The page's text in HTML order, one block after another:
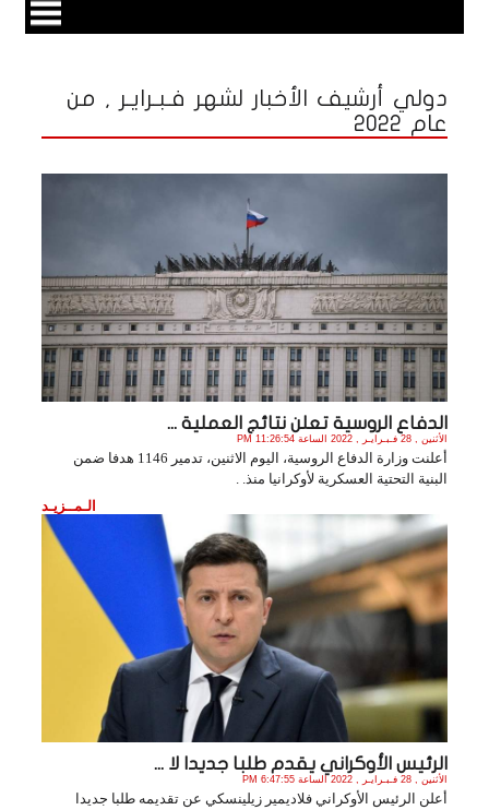
دولي أرشيف الأخبار لشهر فـبـرايـر , من
عام 2022
الدفاع الروسية تعلن نتائج العملية ...
الأثنين , 28 فـبـرايـر , 2022 الساعة 11:26:54 PM
أعلنت وزارة الدفاع الروسية، اليوم الاثنين، تدمير 1146 هدفا ضمن
البنية التحتية العسكرية لأوكرانيا منذ. .
الـمــزيـد
الرئيس الأوكراني يقدم طلبا جديدا لا ...
الأثنين , 28 فـبـرايـر , 2022 الساعة 6:47:55 PM
أعلن الرئيس الأوكراني فلاديمير زيلينسكي عن تقديمه طلبا جديدا